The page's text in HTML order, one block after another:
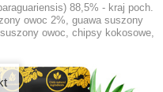
88,5% - kraj poch.
owoc 2%, guawa suszony
owoc, chipsy kokosowe,